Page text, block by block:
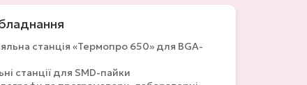
станція «Термопро 650» для BGA-
станції для SMD-пайки